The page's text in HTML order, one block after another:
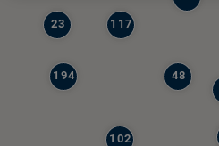
194
117
102
23
48